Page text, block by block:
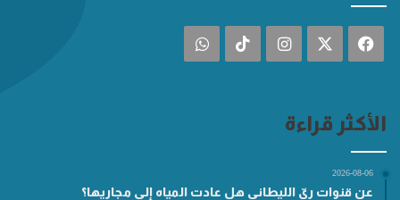
فيسبوك انستقرام ‫TikTokواتساب
الأكثر قراءة
2026-08-06
عن قنوات ريّ الليطاني هل عادت المياه إلى مجاريها؟